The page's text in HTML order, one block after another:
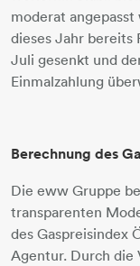
moderat angepasst
dieses Jahr bereits
Juli gesenkt und
Einmalzahlung
Berechnung des
Die eww Gruppe
transparenten
des Gaspreisindex
Agentur. Durch